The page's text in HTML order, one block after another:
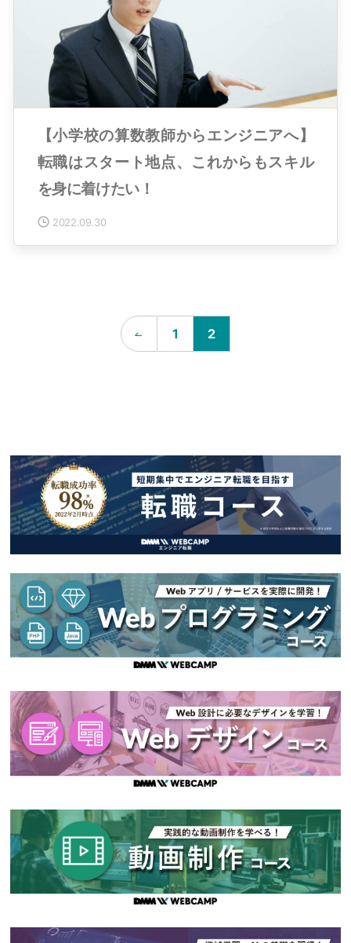
【小学校の算数教師からエンジニアへ】
転職はスタート地点、これからもスキル
を身に着けたい！
2022.09.30
1 2